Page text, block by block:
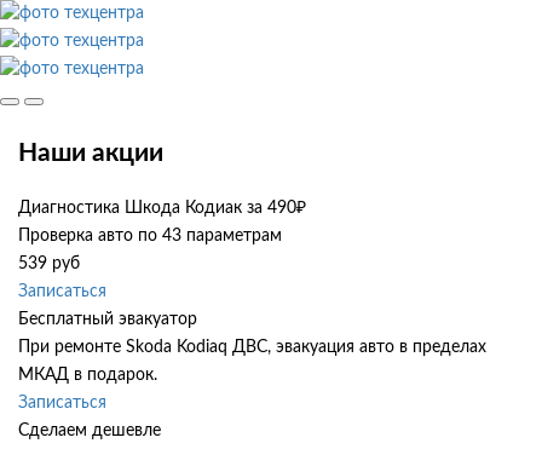
Наши акции
Диагностика Шкода Кодиак за 490₽
Проверка авто по 43 параметрам
539 руб
Записаться
Бесплатный эвакуатор
При ремонте Skoda Kodiaq ДВС, эвакуация авто в пределах
МКАД в подарок.
Записаться
Сделаем дешевле